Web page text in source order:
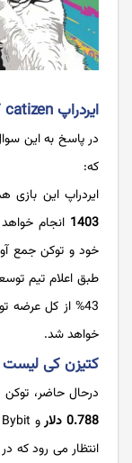
ایردراپ catizen کی لیست میشه؟
که:
ایردراپ این
1403 انجام
خود و توکن جمع
طبق اعلام تیم
خواهد شد.
کتیزن کی
درحال حاضر، توکن CATI در بازار پیش عرضه صرافی های کوکوین با
0.788 دلار
و Bybit با
انتظار می رود که